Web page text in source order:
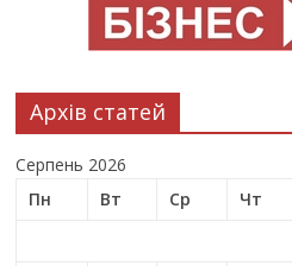
Архів статей
Серпень 2026
Пн
Вт Ср Чт